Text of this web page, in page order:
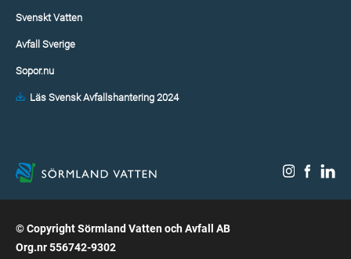
Svenskt Vatten
Avfall Sverige
Sopor.nu
Läs Svensk Avfallshantering 2024
© Copyright Sörmland Vatten och Avfall AB
Org.nr 556742-9302